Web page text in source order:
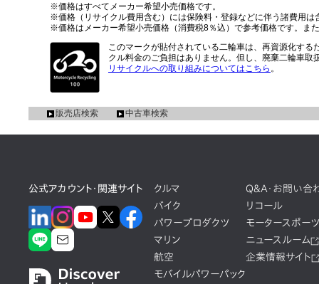
※価格はすべてメーカー希望小売価格です。
※価格（リサイクル費用含む）には保険料・登録などに伴う諸費用は
※価格はメーカー希望小売価格（消費税8％込）で参考価格です。ま
このマークが貼付されている二輪車は、再資源化す
クル料金のご負担はありません。但し、廃棄二輪車
リサイクルへの取り組みについてはこちら 。
販売店検索 中古車検索
公式アカウント・関連サイト
クルマ
バイク
パワープロダクツ
マリン
航空
モバイルパワーパック
Q&A・お問い合
リコール
モータースポーツ
ニュースルーム
企業情報サイト